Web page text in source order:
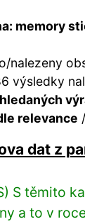
memory
nalezeny
výsledky
relevance
dat z
S těmito
a to v